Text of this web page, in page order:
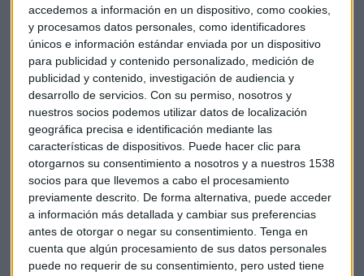
accedemos a información en un dispositivo, como cookies,
y procesamos datos personales, como identificadores
únicos e información estándar enviada por un dispositivo
para publicidad y contenido personalizado, medición de
publicidad y contenido, investigación de audiencia y
desarrollo de servicios. Con su permiso, nosotros y
nuestros socios podemos utilizar datos de localización
geográfica precisa e identificación mediante las
características de dispositivos. Puede hacer clic para
otorgarnos su consentimiento a nosotros y a nuestros 1538
socios para que llevemos a cabo el procesamiento
previamente descrito. De forma alternativa, puede acceder
a información más detallada y cambiar sus preferencias
antes de otorgar o negar su consentimiento. Tenga en
cuenta que algún procesamiento de sus datos personales
puede no requerir de su consentimiento, pero usted tiene
La banca española va a dos
velocidades
Mancha revela que "la conclusión principal que sacamos es
que la banca española va a dos velocidades".
Dentro del primer grupo, "encontramos entidades que
todos conocemos y que cualquier asistente puede entrar
dentro de su web, leer las condiciones y recomendarlos
prácticamente al instante. No olvidemos queestas
tecnologías lo que buscan es intentar construir la
respuesta en el menor tiempo posibleporque esto les
ahorra recursos y consume menos recursos
computacionales".